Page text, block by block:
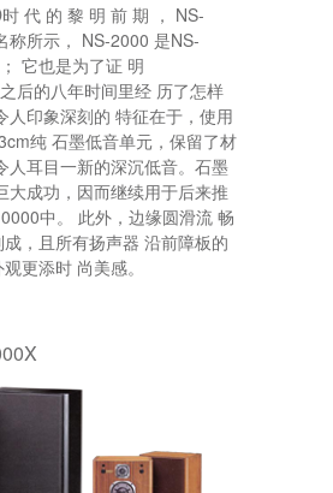
代 的 黎 明 前 期 ， NS-
称所示， NS-2000 是NS-
它也是为了证 明
后的八年时间里经 历了怎样
人印象深刻的 特征在于，使用
纯 石墨低音单元，保留了材
人耳目一新的深沉低音。石墨
大成功，因而继续用于后来推
中。 此外，边缘圆滑流 畅
，且所有扬声器 沿前障板的
更添时 尚美感。